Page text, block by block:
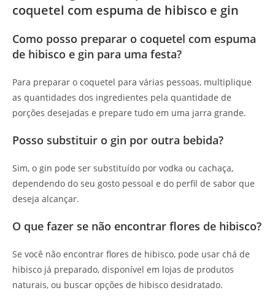
coquetel com espuma de hibisco e gin
Como posso preparar o coquetel com espuma
de hibisco e gin para uma festa?
Para preparar o coquetel para várias pessoas, multiplique
as quantidades dos ingredientes pela quantidade de
porções desejadas e prepare tudo em uma jarra grande.
Posso substituir o gin por outra bebida?
Sim, o gin pode ser substituído por vodka ou cachaça,
dependendo do seu gosto pessoal e do perfil de sabor que
deseja alcançar.
O que fazer se não encontrar flores de hibisco?
Se você não encontrar flores de hibisco, pode usar chá de
hibisco já preparado, disponível em lojas de produtos
naturais, ou buscar opções de hibisco desidratado.